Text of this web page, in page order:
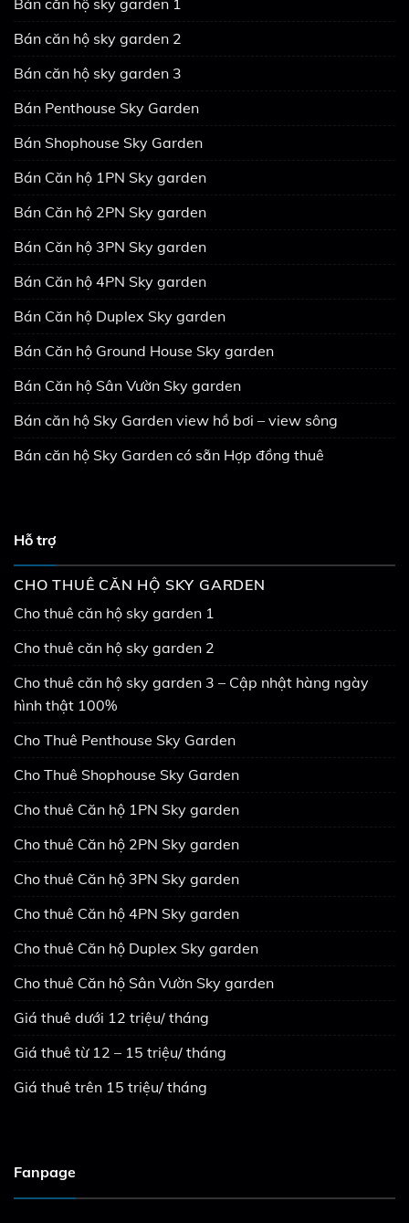
Bán căn hộ sky garden 2
Bán căn hộ sky garden 3
Bán Penthouse Sky Garden
Bán Shophouse Sky Garden
Bán Căn hộ 1PN Sky garden
Bán Căn hộ 2PN Sky garden
Bán Căn hộ 3PN Sky garden
Bán Căn hộ 4PN Sky garden
Bán Căn hộ Duplex Sky garden
Bán Căn hộ Ground House Sky garden
Bán Căn hộ Sân Vườn Sky garden
Bán căn hộ Sky Garden view hồ bơi – view sông
Bán căn hộ Sky Garden có sẵn Hợp đồng thuê
Hỗ trợ
CHO THUÊ CĂN HỘ SKY GARDEN
Cho thuê căn hộ sky garden 1
Cho thuê căn hộ sky garden 2
Cho thuê căn hộ sky garden 3 – Cập nhật hàng ngày
hình thật 100%
Cho Thuê Penthouse Sky Garden
Cho Thuê Shophouse Sky Garden
Cho thuê Căn hộ 1PN Sky garden
Cho thuê Căn hộ 2PN Sky garden
Cho thuê Căn hộ 3PN Sky garden
Cho thuê Căn hộ 4PN Sky garden
Cho thuê Căn hộ Duplex Sky garden
Cho thuê Căn hộ Sân Vườn Sky garden
Giá thuê dưới 12 triệu/ tháng
Giá thuê từ 12 – 15 triệu/ tháng
Giá thuê trên 15 triệu/ tháng
Fanpage